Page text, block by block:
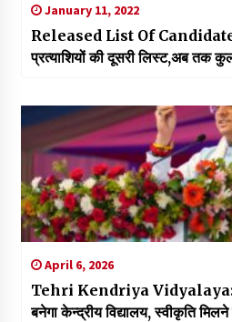
January 11, 2022
Released List Of
प्रत्याशियों की दूसरी लिस्ट,अब तक
April 6, 2026
Tehri Kendriya
बनेगा केन्द्रीय विद्यालय, स्वीकृति